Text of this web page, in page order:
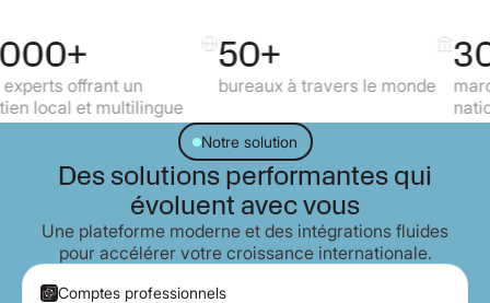
bureaux à travers le monde
marchés
Notre solution
Des solutions performantes qui
évoluent avec vous
Une plateforme moderne et des intégrations fluides
pour accélérer votre croissance internationale.
Comptes professionnels